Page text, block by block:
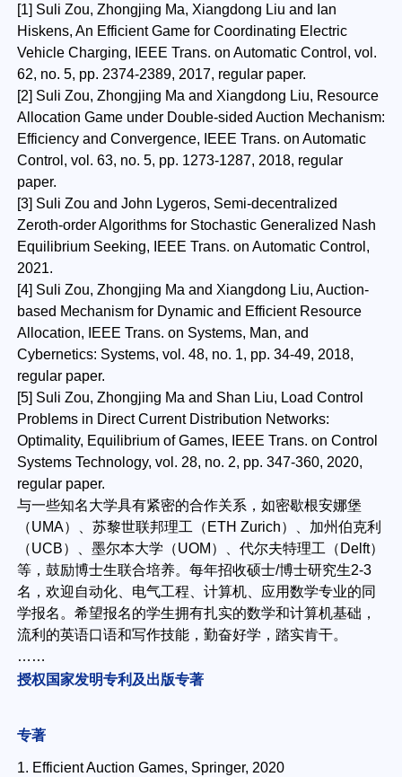
[1] Suli Zou, Zhongjing Ma, Xiangdong Liu and Ian
Hiskens, An Efficient Game for Coordinating Electric
Vehicle Charging, IEEE Trans. on Automatic Control, vol.
62, no. 5, pp. 2374-2389, 2017, regular paper.
[2] Suli Zou, Zhongjing Ma and Xiangdong Liu, Resource
Allocation Game under Double-sided Auction Mechanism:
Efficiency and Convergence, IEEE Trans. on Automatic
Control, vol. 63, no. 5, pp. 1273-1287, 2018, regular
paper.
[3] Suli Zou and John Lygeros, Semi-decentralized
Zeroth-order Algorithms for Stochastic Generalized Nash
Equilibrium Seeking, IEEE Trans. on Automatic Control,
2021.
[4] Suli Zou, Zhongjing Ma and Xiangdong Liu, Auction-
based Mechanism for Dynamic and Efficient Resource
Allocation, IEEE Trans. on Systems, Man, and
Cybernetics: Systems, vol. 48, no. 1, pp. 34-49, 2018,
regular paper.
[5] Suli Zou, Zhongjing Ma and Shan Liu, Load Control
Problems in Direct Current Distribution Networks:
Optimality, Equilibrium of Games, IEEE Trans. on Control
Systems Technology, vol. 28, no. 2, pp. 347-360, 2020,
regular paper.
与一些知名大学具有紧密的合作关系，如密歇根安娜堡
（UMA）、苏黎世联邦理工（ETH Zurich）、加州伯克利
（UCB）、墨尔本大学（UOM）、代尔夫特理工（Delft）
等，鼓励博士生联合培养。每年招收硕士/博士研究生2-3
名，欢迎自动化、电气工程、计算机、应用数学专业的同
学报名。希望报名的学生拥有扎实的数学和计算机基础，
流利的英语口语和写作技能，勤奋好学，踏实肯干。
……
授权国家发明专利及出版专著
专著
1. Efficient Auction Games, Springer, 2020